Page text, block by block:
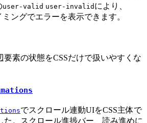
user-valid user-invalid により、
ングでエラーを表示できます。
要素の状態をCSSだけで扱いやすくな
でスクロール連動UIをCSS主体で
た。スクロール進捗バー、読み進めに